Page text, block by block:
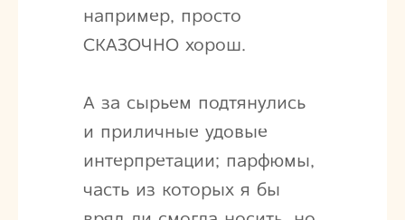
например, просто
СКАЗОЧНО хорош.
А за сырьем подтянулись
и приличные удовые
интерпретации; парфюмы,
часть из которых я бы